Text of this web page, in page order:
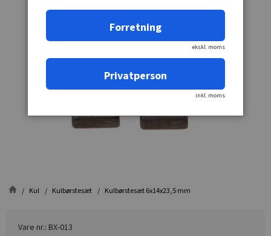
Kul Kulbørstesæt Kulbørstesæt 6x14x23,5 mm
Vare nr.: BX-013
Forretning
ekskl. moms
Privatperson
inkl. moms